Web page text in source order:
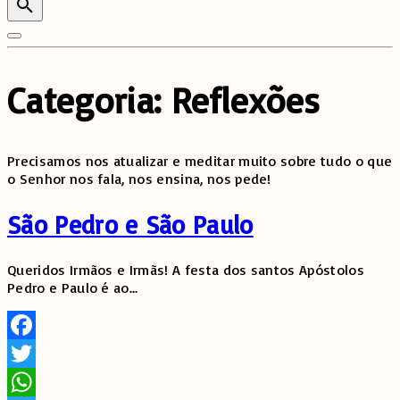
Categoria: Reflexões
Precisamos nos atualizar e meditar muito sobre tudo o que
o Senhor nos fala, nos ensina, nos pede!
São Pedro e São Paulo
Queridos Irmãos e Irmãs! A festa dos santos Apóstolos
Pedro e Paulo é ao…
Facebook
Twitter